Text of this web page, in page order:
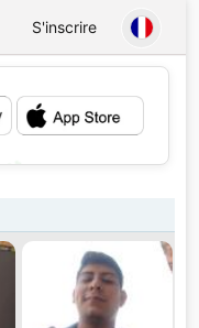
S'inscrire